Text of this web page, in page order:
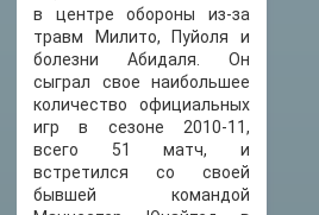
в центре обороны из-за
травм Милито, Пуйоля и
болезни Абидаля. Он
сыграл свое наибольшее
количество официальных
игр в сезоне 2010-11,
всего 51 матч, и
встретился со своей
бывшей командой